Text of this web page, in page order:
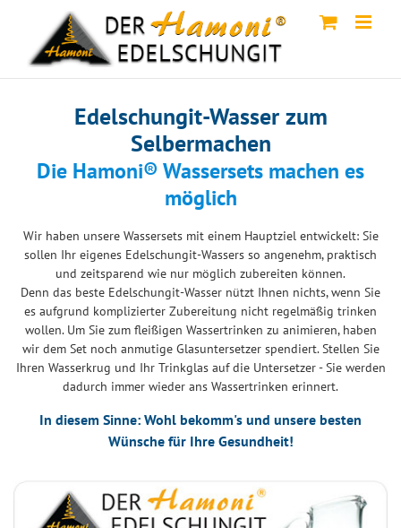
content
Edelschungit-Wasser zum
Selbermachen
Die Hamoni® Wassersets machen es
möglich
Wir haben unsere Wassersets mit einem Hauptziel entwickelt: Sie
sollen Ihr eigenes Edelschungit-Wassers so angenehm, praktisch
und zeitsparend wie nur möglich zubereiten können.
Denn das beste Edelschungit-Wasser nützt Ihnen nichts, wenn Sie
es aufgrund komplizierter Zubereitung nicht regelmäßig trinken
wollen. Um Sie zum fleißigen Wassertrinken zu animieren, haben
wir dem Set noch anmutige Glasuntersetzer spendiert. Stellen Sie
Ihren Wasserkrug und Ihr Trinkglas auf die Untersetzer - Sie werden
dadurch immer wieder ans Wassertrinken erinnert.
In diesem Sinne: Wohl bekomm's und unsere besten
Wünsche für Ihre Gesundheit!